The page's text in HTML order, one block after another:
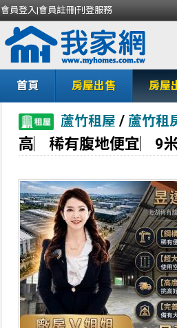
會員登入|會員註冊|刊登服務
首頁 房屋出售 房屋
蘆竹租屋 / 蘆竹租
高︳稀有腹地便宜︳9